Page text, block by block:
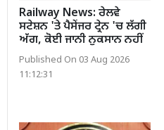
Railway News: ਰੇਲਵੇ
ਸਟੇਸ਼ਨ 'ਤੇ ਪੈਸੇਂਜਰ ਟ੍ਰੇਨ 'ਚ ਲੱਗੀ
ਅੱਗ, ਕੋਈ ਜਾਨੀ ਨੁਕਸਾਨ ਨਹੀਂ
Published On 03 Aug 2026
11:12:31